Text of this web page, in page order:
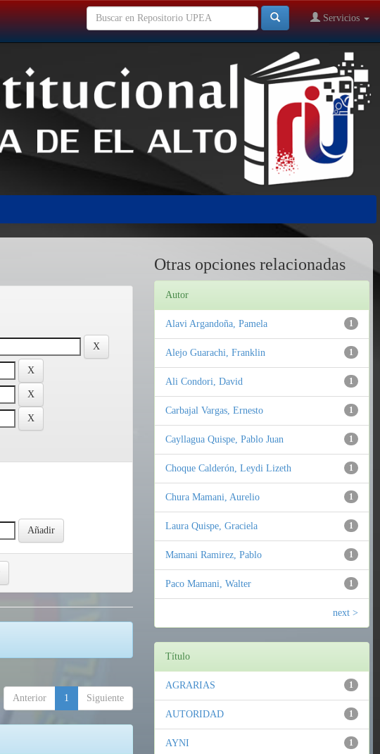
Servicios
Anterior 1 Siguiente
Otras opciones relacionadas
Autor
1
Alavi Argandoña, Pamela
1
Alejo Guarachi, Franklin
1
Ali Condori, David
1
Carbajal Vargas, Ernesto
1
Cayllagua Quispe, Pablo Juan
1
Choque Calderón, Leydi Lizeth
1
Chura Mamani, Aurelio
1
Laura Quispe, Graciela
1
Mamani Ramirez, Pablo
1
Paco Mamani, Walter
next >
Título
1
AGRARIAS
1
AUTORIDAD
1
AYNI